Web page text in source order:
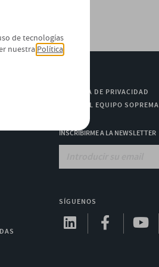
POLÍTICA DE PRIVACIDAD
ÚNETE AL EQUIPO SOPREMA
INSCRIBIRME A LA NEWSLETTER
SÍGUENOS
de tecnologías
nuestra Política